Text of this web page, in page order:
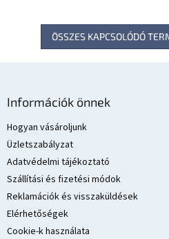
ÖSSZES KAPCSOLÓDÓ
Információk önnek
Hogyan vásároljunk
Üzletszabályzat
Adatvédelmi tájékoztató
Szállítási és fizetési módok
Reklamációk és visszaküldések
Elérhetőségek
Cookie-k használata